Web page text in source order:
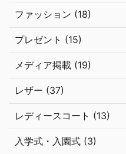
ファッション (18)
プレゼント (15)
メディア掲載 (19)
レザー (37)
レディースコート (13)
入学式・入園式 (3)